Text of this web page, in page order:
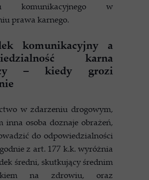
komunikacyjnego w
prawa karnego.
komunikacyjny a
karna
– kiedy grozi
w zdarzeniu drogowym,
inna osoba doznaje obrażeń,
do odpowiedzialności
z art. 177 k.k. wyróżnia
średni, skutkujący średnim
na zdrowiu, oraz